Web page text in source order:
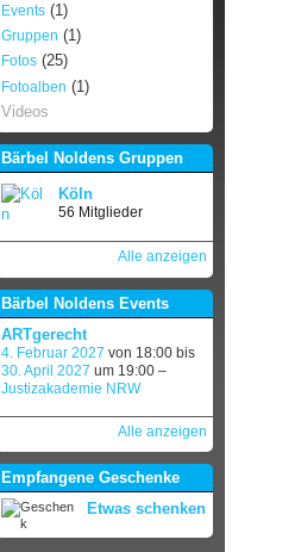
Events(1)
Gruppen (1)
Fotos(25)
Fotoalben (1)
Videos
Bärbel Noldens Gruppen
Köln
56 Mitglieder
Alle anzeigen
Bärbel Noldens Events
ARTgerecht
4. Februar 2027 von 18:00 bis
30. April 2027 um 19:00 –
Justizakademie NRW
Alle anzeigen
Empfangene Geschenke
Etwas schenken